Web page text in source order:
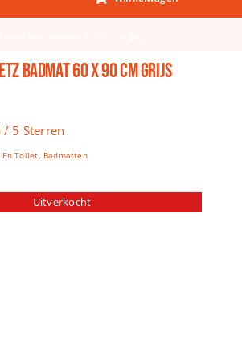
badmat 60 x 90 cm grijs
/ 5 Sterren
En Toilet, Badmatten
Uitverkocht